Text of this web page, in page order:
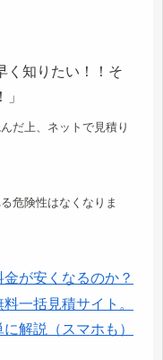
く知りたい！！そ
だ上、ネットで見積り
危険性はなくなりま
が安くなるのか？
一括見積サイト。
解説（スマホも）